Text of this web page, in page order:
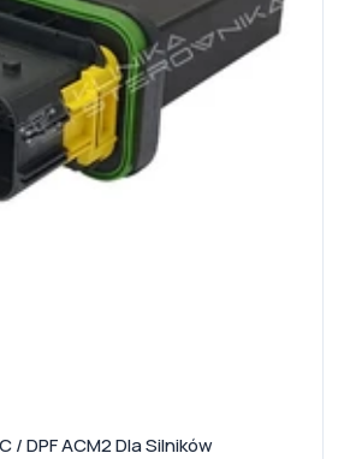
/ DPF ACM2 Dla Silników